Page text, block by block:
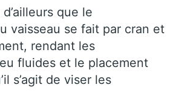
que le
vaisseau se fait par cran et
rendant les
fluides et le placement
s’agit de viser les